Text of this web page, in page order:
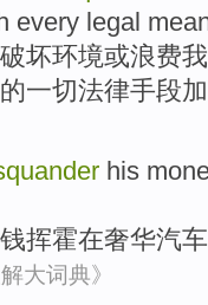
every legal
破坏环境或浪费
的一切法律手段
his
钱挥霍在奢华汽车
大词典》